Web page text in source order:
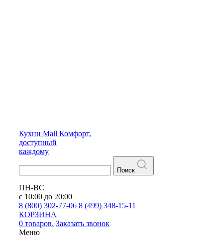
Кухни Mall Комфорт,
доступный
каждому
Поиск
ПН-ВС
с 10:00 до 20:00
8 (800) 302-77-06 8 (499) 348-15-11
КОРЗИНА
0 товаров. Заказать звонок
Меню